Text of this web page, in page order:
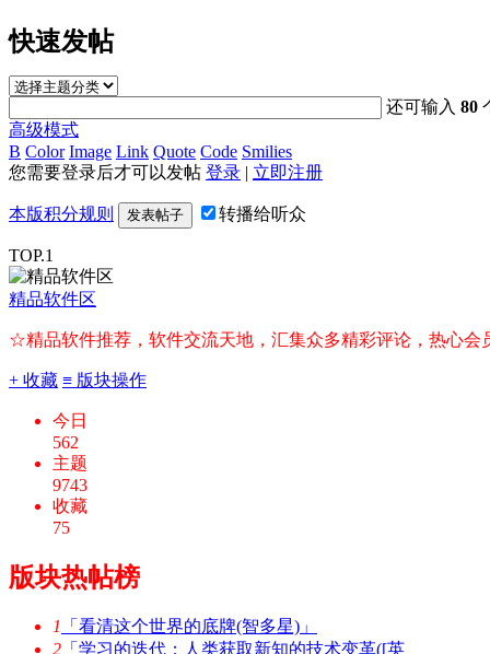
快速发帖
还可输入80
高级模式
B Color Image Link Quote Code Smilies
您需要登录后才可以发帖 登录 | 立即注册
本版积分规则 发表帖子 转播给听众
TOP.1
精品软件区
☆精品软件推荐，软件交流天地，汇集众多精彩评论，热心会
+ 收藏 ≡ 版块操作
今日
562
主题
9743
收藏
75
版块热帖榜
1 「看清这个世界的底牌(智多星)」
2 「学习的迭代：人类获取新知的技术变革([英